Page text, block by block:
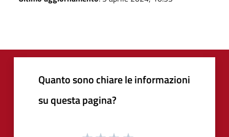
Quanto sono chiare le informazioni
su questa pagina?